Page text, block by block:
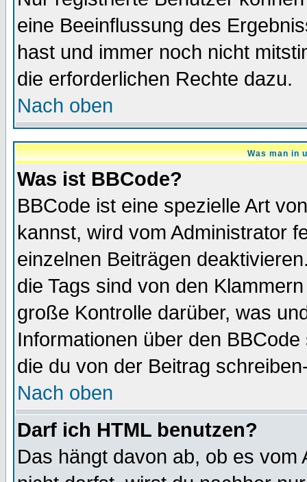
eine Beeinflussung des
hast und immer noch nicht
die erforderlichen Rechte dazu.
Nach oben
Was man in
Was ist BBCode?
BBCode ist eine spezielle Art
kannst, wird vom Administrator
einzelnen Beiträgen
die Tags sind von den
große Kontrolle darüber, was
Informationen über den
die du von der Beitrag
Nach oben
Darf ich HTML benutzen?
Das hängt davon ab, ob es